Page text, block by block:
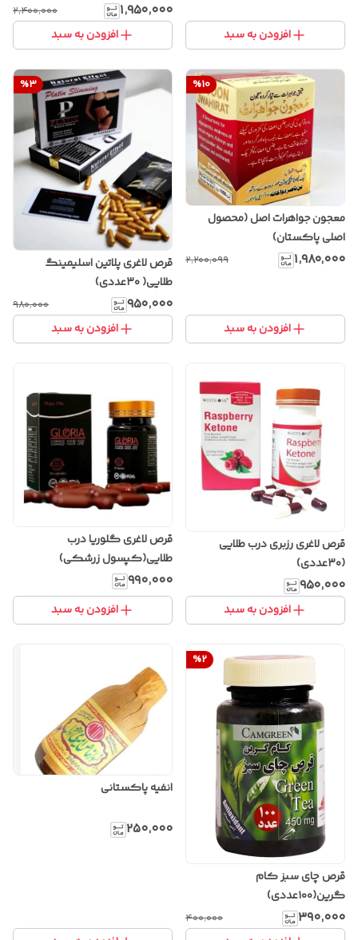
افزودن به سبد
۱٬۹۵۰٬۰۰۰ ۲٬۴۰۰٬۰۰۰
افزودن به سبد
%10
معجون جواهرات اصل (محصول
اصلی پاکستان)
۱٬۹۸۰٬۰۰۰ ۲٬۲۰۰٬۰۹۹
افزودن به سبد
%3
قرص لاغری پلاتین اسلیمینگ
طلایی( ۳۰عددی)
۹۵۰٬۰۰۰ ۹۸۰٬۰۰۰
افزودن به سبد
قرص لاغری رزبری درب طلایی
(۳۰عددی)
۹۵۰٬۰۰۰
افزودن به سبد
قرص لاغری گلوریا درب
طلایی(کپسول زرشکی)
۹۹۰٬۰۰۰
افزودن به سبد
%2
قرص چای سبز کام
گرین(۱۰۰عددی)
۳۹۰٬۰۰۰ ۴۰۰٬۰۰۰
انفیه پاکستانی
۲۵۰٬۰۰۰